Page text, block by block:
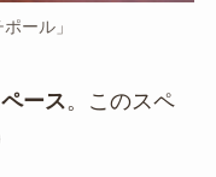
ール」
ース。このスペ